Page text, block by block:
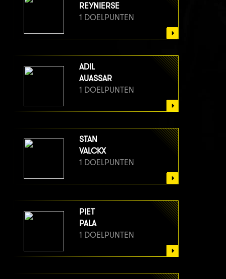
REYNIERSE
1 DOELPUNTEN
ADIL
AUASSAR
1 DOELPUNTEN
STAN
VALCKX
1 DOELPUNTEN
PIET
PALA
1 DOELPUNTEN